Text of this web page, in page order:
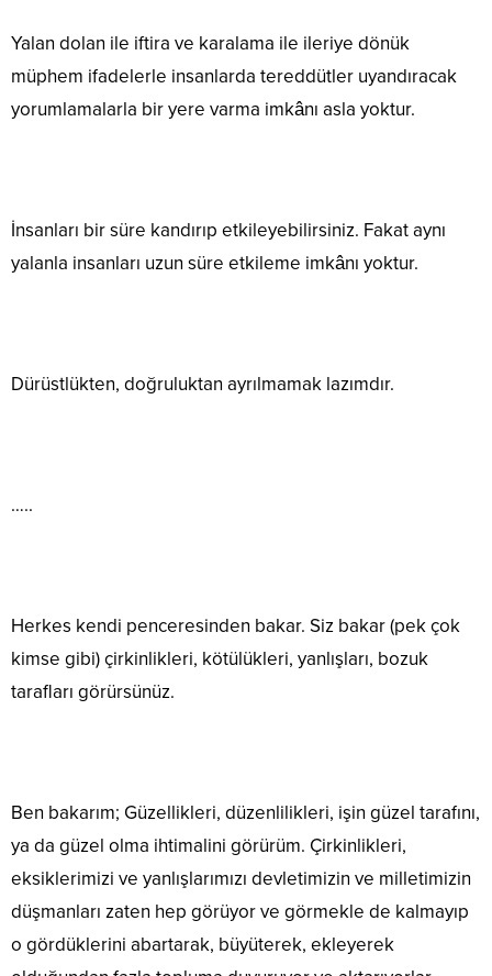
Yalan dolan ile iftira ve karalama ile ileriye dönük
müphem ifadelerle insanlarda tereddütler uyandıracak
yorumlamalarla bir yere varma imkânı asla yoktur.
İnsanları bir süre kandırıp etkileyebilirsiniz. Fakat aynı
yalanla insanları uzun süre etkileme imkânı yoktur.
Dürüstlükten, doğruluktan ayrılmamak lazımdır.
…..
Herkes kendi penceresinden bakar. Siz bakar (pek çok
kimse gibi) çirkinlikleri, kötülükleri, yanlışları, bozuk
tarafları görürsünüz.
Ben bakarım; Güzellikleri, düzenlilikleri, işin güzel tarafını,
ya da güzel olma ihtimalini görürüm. Çirkinlikleri,
eksiklerimizi ve yanlışlarımızı devletimizin ve milletimizin
düşmanları zaten hep görüyor ve görmekle de kalmayıp
o gördüklerini abartarak, büyüterek, ekleyerek